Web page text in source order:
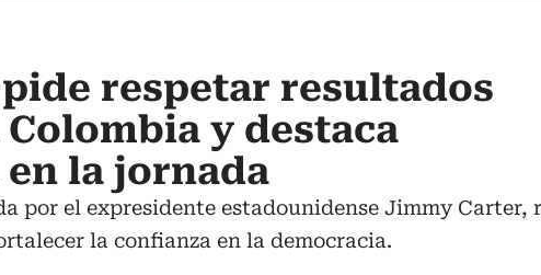
respetar resultados
y destaca
la jornada
por el expresidente estadounidense Jimmy Carter,
la confianza en la democracia.